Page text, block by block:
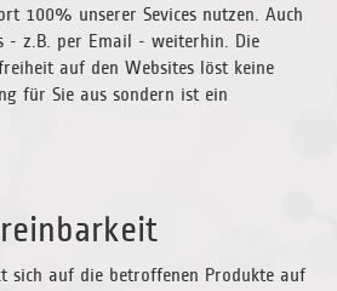
100% unserer Sevices nutzen. Auch
- z.B. per Email - weiterhin. Die
auf den Websites löst keine
für Sie aus sondern ist ein
sich auf die betroffenen Produkte auf